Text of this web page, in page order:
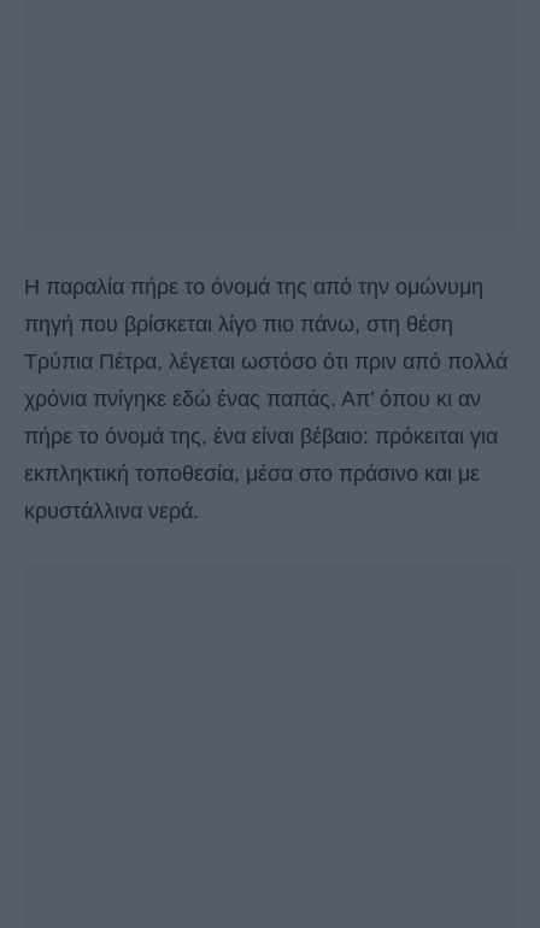
Η παραλία πήρε το όνομά της από την ομώνυμη
πηγή που βρίσκεται λίγο πιο πάνω, στη θέση
Τρύπια Πέτρα, λέγεται ωστόσο ότι πριν από πολλά
χρόνια πνίγηκε εδώ ένας παπάς. Απ’ όπου κι αν
πήρε το όνομά της, ένα είναι βέβαιο: πρόκειται για
εκπληκτική τοποθεσία, μέσα στο πράσινο και με
κρυστάλλινα νερά.